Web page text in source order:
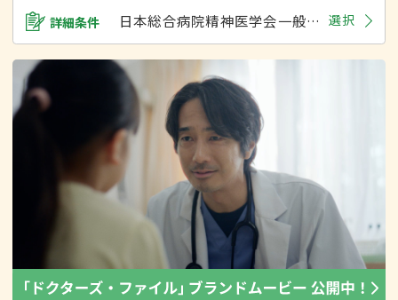
詳細条件 日本総合病院精神医学会一般病院連携精神医学専門医 選択